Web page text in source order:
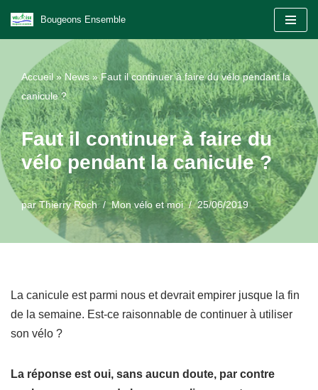
Aller
contenu
Bougeons Ensemble
Accueil»News»Faut il continuer à faire du vélo pendant la
canicule ?
Faut il continuer à faire du
vélo pendant la canicule ?
parThierry Roch Mon vélo et moi 25/06/2019
La canicule est parmi nous et devrait empirer jusque la fin
de la semaine. Est-ce raisonnable de continuer à utiliser
son vélo ?
La réponse est oui, sans aucun doute, par contre